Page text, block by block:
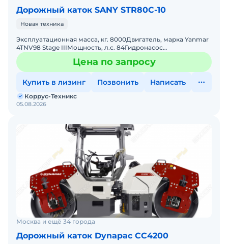
Дорожный каток SANY STR80С-10
Новая техника
Эксплуатационная масса, кг. 8000Двигатель, марка Yanmar
4TNV98 Stage IIIМощность, л.с. 84Гидронасос
DanfossАмплитуда 0,27/0,68Ширина вальца (мм)
1680КомплектациЦена по запросу
Купить в лизинг Позвонить Написать
05.08.2026
Коррус-Техникс
Москва и ещё 34 города
Дорожный каток Dynapac CC4200